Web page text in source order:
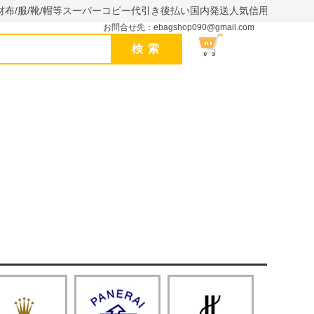
/服/靴/帽等スーパーコピー代引き後払い国内発送人気信用できるサ
お問合せ先：ebagshop090@gmail.com